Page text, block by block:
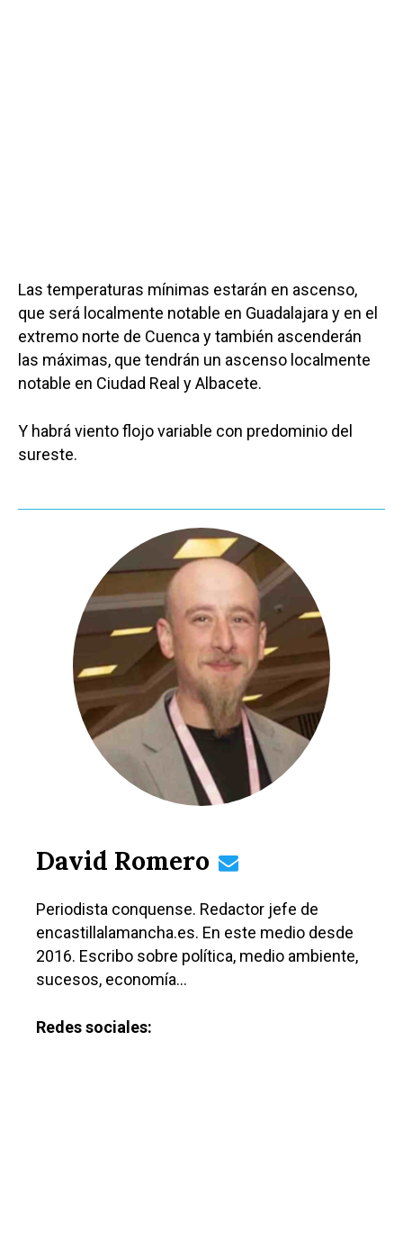
Las temperaturas mínimas estarán en ascenso,
que será localmente notable en Guadalajara y en el
extremo norte de Cuenca y también ascenderán
las máximas, que tendrán un ascenso localmente
notable en Ciudad Real y Albacete.
Y habrá viento flojo variable con predominio del
sureste.
David Romero
Periodista conquense. Redactor jefe de
encastillalamancha.es. En este medio desde
2016. Escribo sobre política, medio ambiente,
sucesos, economía…
Redes sociales: